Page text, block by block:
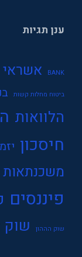
ענן תגיות
BANK אשראי
ביטוח מחלות קשות
הלוואות
חיסכון
משכנתאות
פיננסים
שוק הההון שוק